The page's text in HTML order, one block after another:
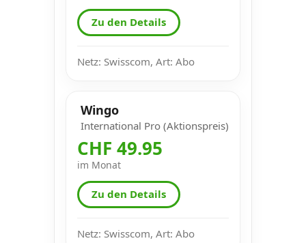
Zu den Details
Netz: Swisscom, Art: Abo
Wingo
International Pro (Aktionspreis)
CHF 49.95
im Monat
Zu den Details
Netz: Swisscom, Art: Abo